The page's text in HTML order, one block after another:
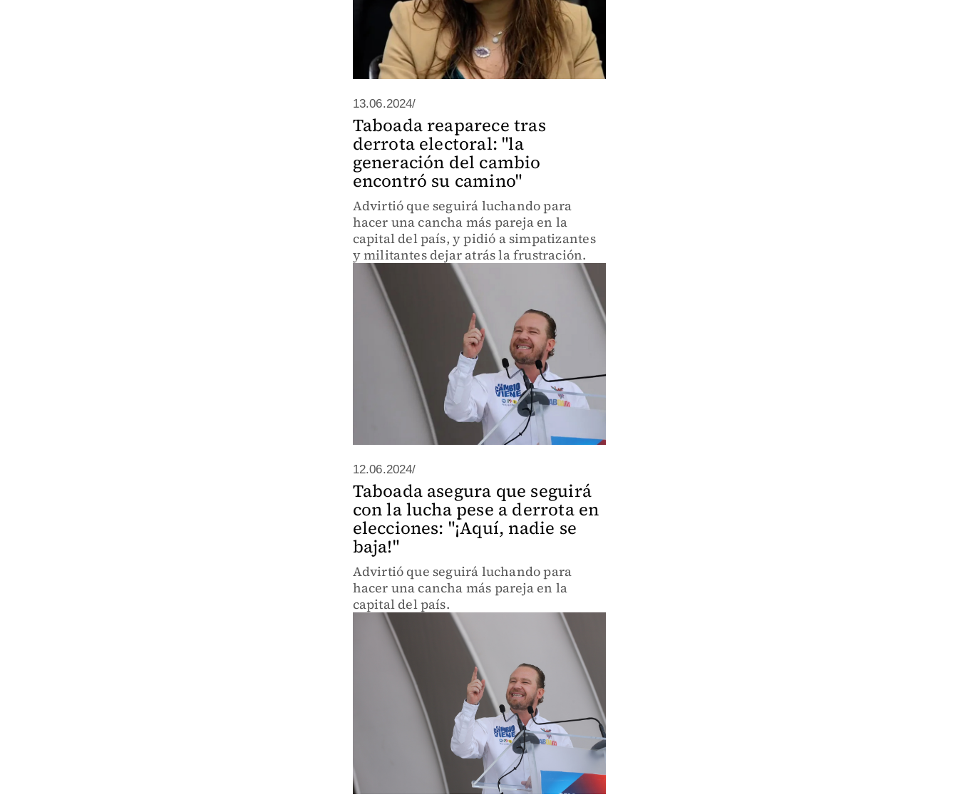
13.06.2024/
Taboada reaparece tras
derrota electoral: "la
generación del cambio
encontró su camino"
Advirtió que seguirá luchando para
hacer una cancha más pareja en la
capital del país, y pidió a simpatizantes
y militantes dejar atrás la frustración.
12.06.2024/
Taboada asegura que seguirá
con la lucha pese a derrota en
elecciones: "¡Aquí, nadie se
baja!"
Advirtió que seguirá luchando para
hacer una cancha más pareja en la
capital del país.